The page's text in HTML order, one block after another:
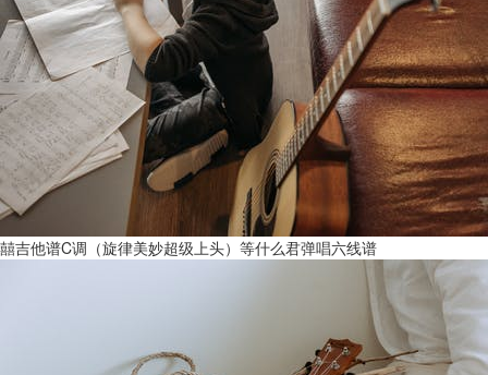
囍吉他谱C调（旋律美妙超级上头）等什么君弹唱六线谱